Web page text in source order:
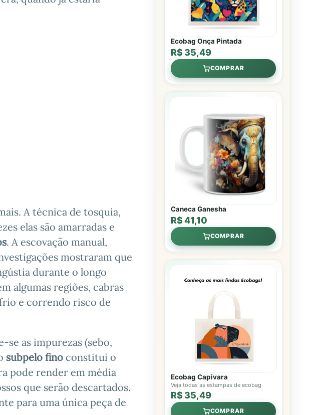
A técnica de tosquia,
elas são amarradas e
. A escovação manual,
mostraram que
durante o longo
algumas regiões, cabras
e correndo risco de
se as impurezas (sebo,
subpelo fino constitui o
pode render em média
que serão descartados.
para uma única peça de
Ecobag Onça Pintada
R$ 35,49
COMPRAR
Caneca Ganesha
R$ 41,10
COMPRAR
Ecobag Capivara
Veja todas as estampas de ecobag
R$ 35,49
COMPRAR